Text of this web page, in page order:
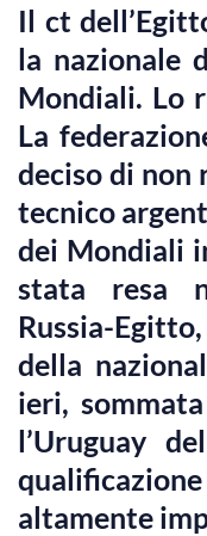
Il ct
la nazionale
Mondiali. Lo
La
deciso di
tecnico
dei Mondiali
stata resa
Russia-
della
ieri,
l’Uruguay
altamente